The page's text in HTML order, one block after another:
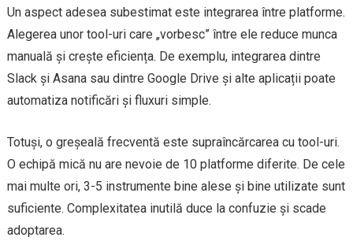
Un aspect adesea subestimat este integrarea între platforme.
Alegerea unor tool-uri care „vorbesc” între ele reduce munca
manuală și crește eficiența. De exemplu, integrarea dintre
Slack și Asana sau dintre Google Drive și alte aplicații poate
automatiza notificări și fluxuri simple.
Totuși, o greșeală frecventă este supraîncărcarea cu tool-uri.
O echipă mică nu are nevoie de 10 platforme diferite. De cele
mai multe ori, 3-5 instrumente bine alese și bine utilizate sunt
suficiente. Complexitatea inutilă duce la confuzie și scade
adoptarea.